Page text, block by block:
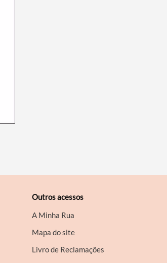
Outros acessos
A Minha Rua
Mapa do site
Livro de Reclamações